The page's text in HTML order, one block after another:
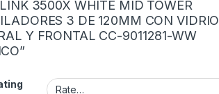
3500X WHITE MID TOWER
3 DE 120MM CON VIDRIO
Y FRONTAL CC-9011281-WW